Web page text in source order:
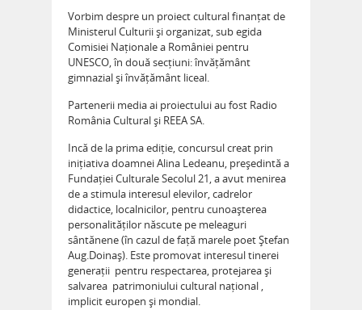
Vorbim despre un proiect cultural finanțat de
Ministerul Culturii și organizat, sub egida
Comisiei Naționale a României pentru
UNESCO, în două secțiuni: învățământ
gimnazial și învățământ liceal.
Partenerii media ai proiectului au fost Radio
România Cultural și REEA SA.
Incă de la prima ediție, concursul creat prin
inițiativa doamnei Alina Ledeanu, președintă a
Fundației Culturale Secolul 21, a avut menirea
de a stimula interesul elevilor, cadrelor
didactice, localnicilor, pentru cunoașterea
personalităților născute pe meleaguri
sântănene (în cazul de față marele poet Ștefan
Aug.Doinaș). Este promovat interesul tinerei
generații pentru respectarea, protejarea și
salvarea patrimoniului cultural național ,
implicit europen și mondial.